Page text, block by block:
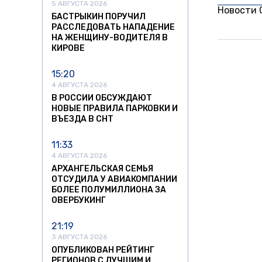
5 АВГУСТА 2026
БАСТРЫКИН ПОРУЧИЛ
РАССЛЕДОВАТЬ НАПАДЕНИЕ
НА ЖЕНЩИНУ-ВОДИТЕЛЯ В
КИРОВЕ
15:20
4 АВГУСТА 2026
В РОССИИ ОБСУЖДАЮТ
НОВЫЕ ПРАВИЛА ПАРКОВКИ И
ВЪЕЗДА В СНТ
11:33
4 АВГУСТА 2026
АРХАНГЕЛЬСКАЯ СЕМЬЯ
ОТСУДИЛА У АВИАКОМПАНИИ
БОЛЕЕ ПОЛУМИЛЛИОНА ЗА
ОВЕРБУКИНГ
21:19
3 АВГУСТА 2026
ОПУБЛИКОВАН РЕЙТИНГ
Новости